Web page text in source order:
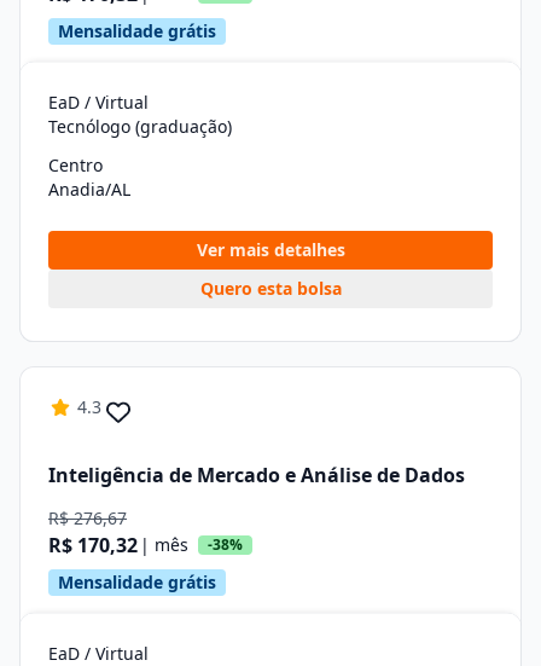
Mensalidade grátis
EaD / Virtual
Tecnólogo (graduação)
Centro
Anadia/AL
Ver mais detalhes
Quero esta bolsa
4.3
Inteligência de Mercado e Análise de Dados
R$ 276,67
R$ 170,32 | mês -38%
Mensalidade grátis
EaD / Virtual